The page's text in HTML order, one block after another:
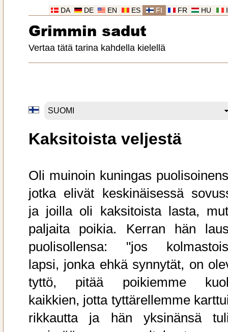
HU
FR
FI
ES
EN
DE
DA
Grimmin sadut
Vertaa tätä tarina kahdella kielellä
Kaksitoista veljestä
Oli muinoin kuningas
jotka elivät keskinäisessä
ja joilla oli kaksitoista lasta,
paljaita poikia. Kerran hän
puolisollensa: "jos
lapsi, jonka ehkä synnytät, on
tyttö, pitää poikiemme
kaikkien, jotta tyttärellemme
rikkautta ja hän yksinänsä